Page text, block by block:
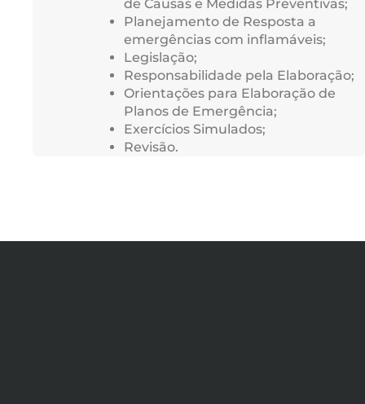
de Causas e Medidas Preventivas;
Planejamento de Resposta a
emergências com inflamáveis;
Legislação;
Responsabilidade pela Elaboração;
Orientações para Elaboração de
Planos de Emergência;
Exercícios Simulados;
Revisão.